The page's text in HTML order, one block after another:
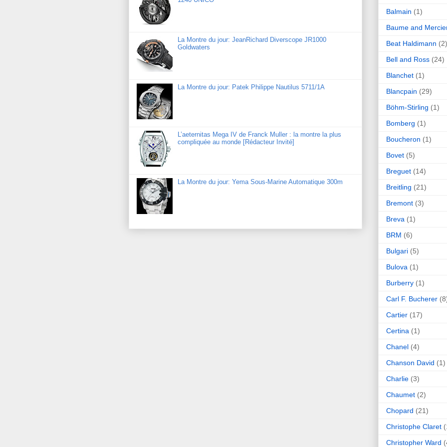
La Montre du jour: JeanRichard Diverscope JR1000
Goldwaters
La Montre du jour: Patek Philippe Nautilus 5711/1A
L’aeternitas Mega IV de Franck Muller : la montre la plus
compliquée au monde [Rédacteur Invité]
La Montre du jour: Yema Sous-Marine Automatique 300m
Balmain (1)
Baume and
Beat Haldimann (2)
Bell and Ross (24)
Blanchet (1)
Blancpain (29)
Böhm-Stirling (1)
Bomberg (1)
Boucheron (1)
Bovet (5)
Breguet (14)
Breitling (21)
Bremont (3)
Breva (1)
BRM (6)
Bulgari (5)
Bulova (1)
Burberry (1)
Carl F. Bucherer
Cartier (17)
Certina (1)
Chanel (4)
Chanson David (1)
Charlie (3)
Chaumet (2)
Chopard (21)
Christophe Claret
Christopher Ward